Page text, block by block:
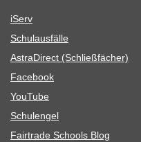
iServ
Schul­aus­fälle
Astra­Di­rect (Schließ­fä­cher)
Face­book
You­Tube
Schul­en­gel
Fair­trade Schools Blog